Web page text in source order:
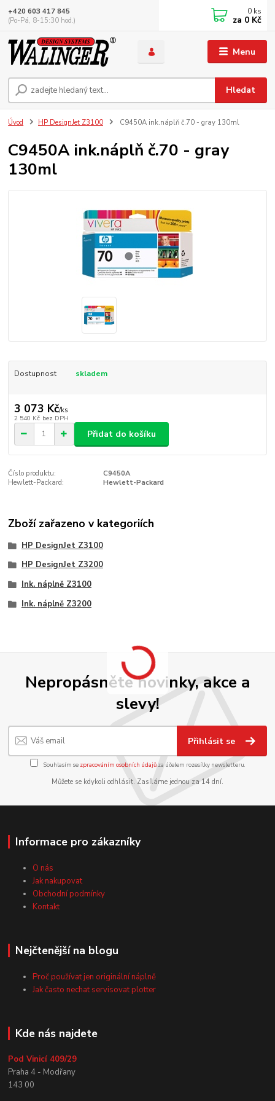
Menu
Hledat
+420 603 417 845
(Po-Pá, 8-15:30 hod.)
0 ks
za 0 Kč
Úvod HP DesignJet Z3100 C9450A ink.náplň č.70 - gray 130ml
C9450A ink.náplň č.70 - gray
130ml
Dostupnost skladem
3 073 Kč/ks
2 540 Kč bez DPH
Přidat do košíku
Číslo produktu:
C9450A
Hewlett-Packard:
Hewlett-Packard
Zboží zařazeno v kategoriích
HP DesignJet Z3100
HP DesignJet Z3200
Ink. náplně Z3100
Ink. náplně Z3200
Nepropásněte novinky, akce a
slevy!
Přihlásit se
Souhlasím se zpracováním osobních údajůza účelem rozesílky newsletteru.
Můžete se kdykoli odhlásit. Zasíláme jednou za 14 dní.
Informace pro zákazníky
O nás
Jak nakupovat
Obchodní podmínky
Kontakt
Nejčtenější na blogu
Proč používat jen originální náplně
Jak často nechat servisovat plotter
Kde nás najdete
Pod Vinicí 409/29
Praha 4 - Modřany
143 00